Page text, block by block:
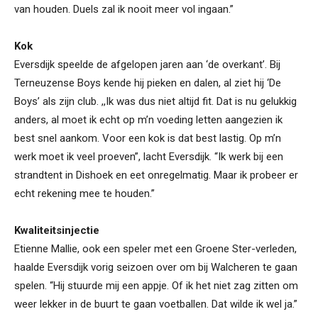
van houden. Duels zal ik nooit meer vol ingaan.”
Kok
Eversdijk speelde de afgelopen jaren aan ‘de overkant’. Bij
Terneuzense Boys kende hij pieken en dalen, al ziet hij ‘De
Boys’ als zijn club. ,,Ik was dus niet altijd fit. Dat is nu gelukkig
anders, al moet ik echt op m’n voeding letten aangezien ik
best snel aankom. Voor een kok is dat best lastig. Op m’n
werk moet ik veel proeven”, lacht Eversdijk. “Ik werk bij een
strandtent in Dishoek en eet onregelmatig. Maar ik probeer er
echt rekening mee te houden.”
Kwaliteitsinjectie
Etienne Mallie, ook een speler met een Groene Ster-verleden,
haalde Eversdijk vorig seizoen over om bij Walcheren te gaan
spelen. “Hij stuurde mij een appje. Of ik het niet zag zitten om
weer lekker in de buurt te gaan voetballen. Dat wilde ik wel ja.”